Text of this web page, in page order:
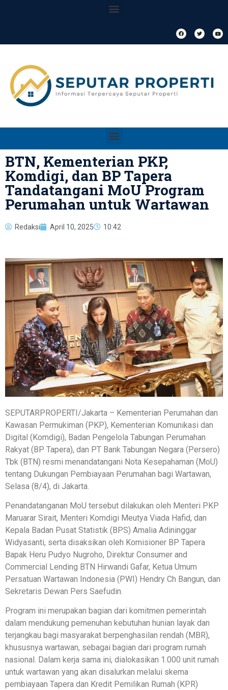
BTN, Kementerian PKP,
Komdigi, dan BP Tapera
Tandatangani MoU Program
Perumahan untuk Wartawan
Redaksi April 10, 2025 10:42
SEPUTARPROPERTI/Jakarta – Kementerian Perumahan dan
Kawasan Permukiman (PKP), Kementerian Komunikasi dan
Digital (Komdigi), Badan Pengelola Tabungan Perumahan
Rakyat (BP Tapera), dan PT Bank Tabungan Negara (Persero)
Tbk (BTN) resmi menandatangani Nota Kesepahaman (MoU)
tentang Dukungan Pembiayaan Perumahan bagi Wartawan,
Selasa (8/4), di Jakarta.
Penandatanganan MoU tersebut dilakukan oleh Menteri PKP
Maruarar Sirait, Menteri Komdigi Meutya Viada Hafid, dan
Kepala Badan Pusat Statistik (BPS) Amalia Adininggar
Widyasanti, serta disaksikan oleh Komisioner BP Tapera
Bapak Heru Pudyo Nugroho, Direktur Consumer and
Commercial Lending BTN Hirwandi Gafar, Ketua Umum
Persatuan Wartawan Indonesia (PWI) Hendry Ch Bangun, dan
Sekretaris Dewan Pers Saefudin.
Program ini merupakan bagian dari komitmen pemerintah
dalam mendukung pemenuhan kebutuhan hunian layak dan
terjangkau bagi masyarakat berpenghasilan rendah (MBR),
khususnya wartawan, sebagai bagian dari program rumah
nasional. Dalam kerja sama ini, dialokasikan 1.000 unit rumah
untuk wartawan yang akan disalurkan melalui skema
pembiayaan Tapera dan Kredit Pemilikan Rumah (KPR)